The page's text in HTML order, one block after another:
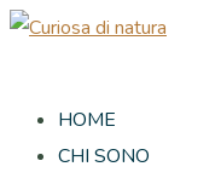
HOME
CHI SONO